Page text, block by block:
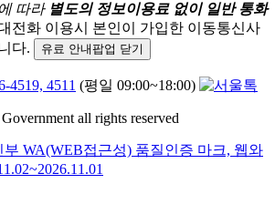
따라 별도의 정보이용료 없이 일반 통화
전화 이용시 본인이 가입한 이동통신사
다.
유료 안내팝업 닫기
4519, 4511 (평일 09:00~18:00)
all rights reserved